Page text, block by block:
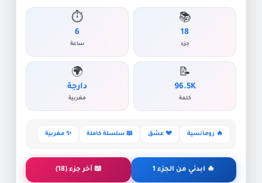
📚
18
جزء
⏱️
6
ساعة
📝
96.5K
كلمة
🌍
دارجة
مغربية
🔥 رومانسية 💔 عشق 📖 سلسلة كاملة ✨ مغربية
🔥 ابدئي من الجزء 1 📖 آخر جزء (18)